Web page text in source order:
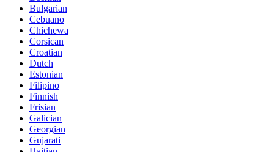
Bulgarian
Cebuano
Chichewa
Corsican
Croatian
Dutch
Estonian
Filipino
Finnish
Frisian
Galician
Georgian
Gujarati